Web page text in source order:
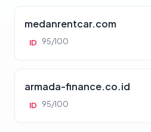
medanrentcar.com
ID 95/100
armada-finance.co.id
ID 95/100